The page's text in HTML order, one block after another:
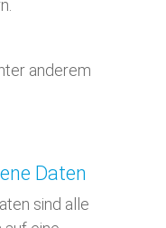
anderem
Daten
sind alle